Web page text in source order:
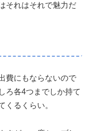
それはそれで魅力だ
費にもならないので
ろ各4つまでしか持て
くるくらい。